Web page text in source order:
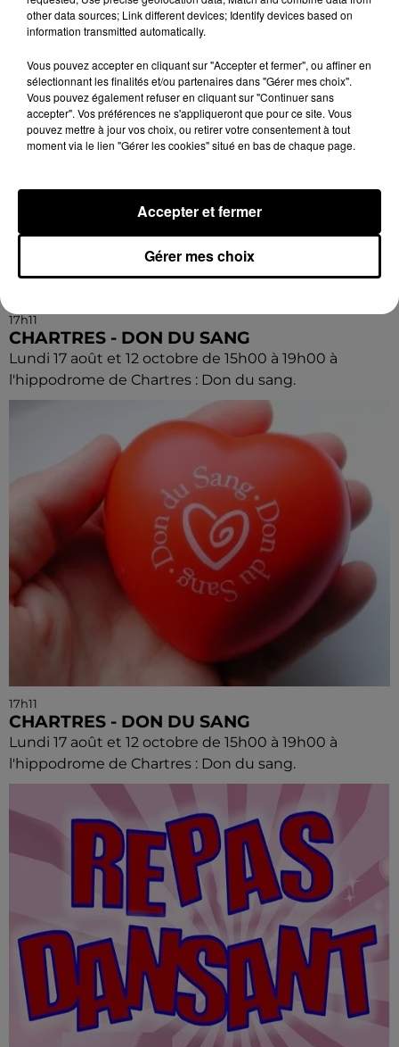
17h11
CHARTRES - DON DU SANG
Lundi 17 août et 12 octobre de 15h00 à 19h00 à
l'hippodrome de Chartres : Don du sang.
17h11
CHARTRES - DON DU SANG
Lundi 17 août et 12 octobre de 15h00 à 19h00 à
l'hippodrome de Chartres : Don du sang.
other data sources; Link different devices; Identify devices based on
information transmitted automatically.
Vous pouvez accepter en cliquant sur "Accepter et fermer", ou affiner en
sélectionnant les finalités et/ou partenaires dans "Gérer mes choix".
Vous pouvez également refuser en cliquant sur "Continuer sans
accepter". Vos préférences ne s'appliqueront que pour ce site. Vous
pouvez mettre à jour vos choix, ou retirer votre consentement à tout
moment via le lien "Gérer les cookies" situé en bas de chaque page.
Gérer mes choix
Accepter et fermer